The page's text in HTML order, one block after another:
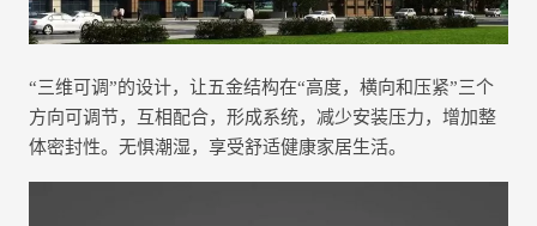
“三维可调”的设计，让五金结构在“高度，横向和压紧”三个
方向可调节，互相配合，形成系统，减少安装压力，增加整
体密封性。无惧潮湿，享受舒适健康家居生活。